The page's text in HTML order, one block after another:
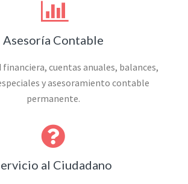
Asesoría Contable
cuentas anuales, balances,
y asesoramiento contable
permanente.
al Ciudadano